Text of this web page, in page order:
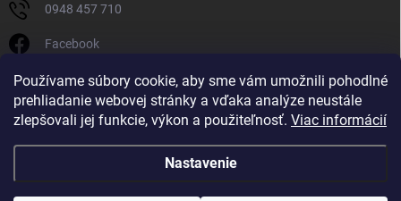
Používame súbory cookie, aby sme vám umožnili pohodlné
prehliadanie webovej stránky a vďaka analýze neustále
zlepšovali jej funkcie, výkon a použiteľnosť. Viac informácií
Nastavenie
0948 457 710
Facebook
najlacnejsieautoradia.sk
Youtube